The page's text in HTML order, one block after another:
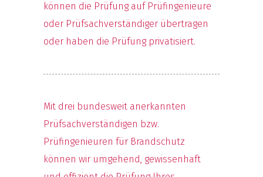
können die Prüfung auf Prüfingenieure
oder Prüfsachverständiger übertragen
oder haben die Prüfung privatisiert.
Mit drei bundesweit anerkannten
Prüfsachverständigen bzw.
Prüfingenieuren für Brandschutz
können wir umgehend, gewissenhaft